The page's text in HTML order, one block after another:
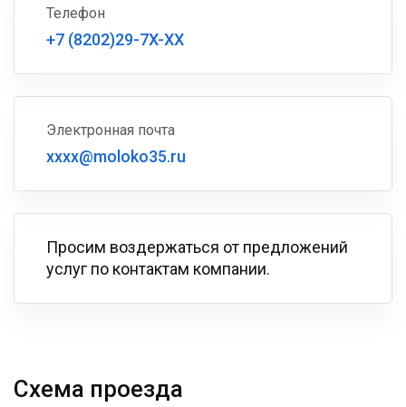
Телефон
+7 (8202)29-7X-XX
Электронная почта
xxxx@moloko35.ru
Просим воздержаться от предложений
услуг по контактам компании.
Схема проезда